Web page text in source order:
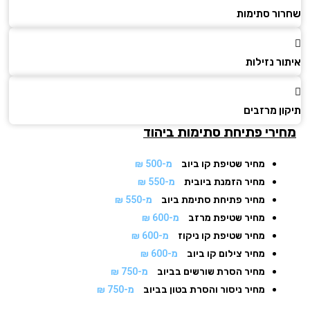
סתימות
נזילות
מרזבים
פתיחת סתימותביהוד
מחיר שטיפת קו ביוב
מ-500 ₪
מחיר הזמנת ביובית
מ-550 ₪
מחיר פתיחת סתימת ביוב
מ-550 ₪
מחיר שטיפת מרזב
מ-600 ₪
מחיר שטיפת קו ניקוז
מ-600 ₪
מחיר צילום קו ביוב
מ-600 ₪
מחיר הסרת שורשים בביוב
מ-750 ₪
מחיר ניסור והסרת בטון בביוב
מ-750 ₪